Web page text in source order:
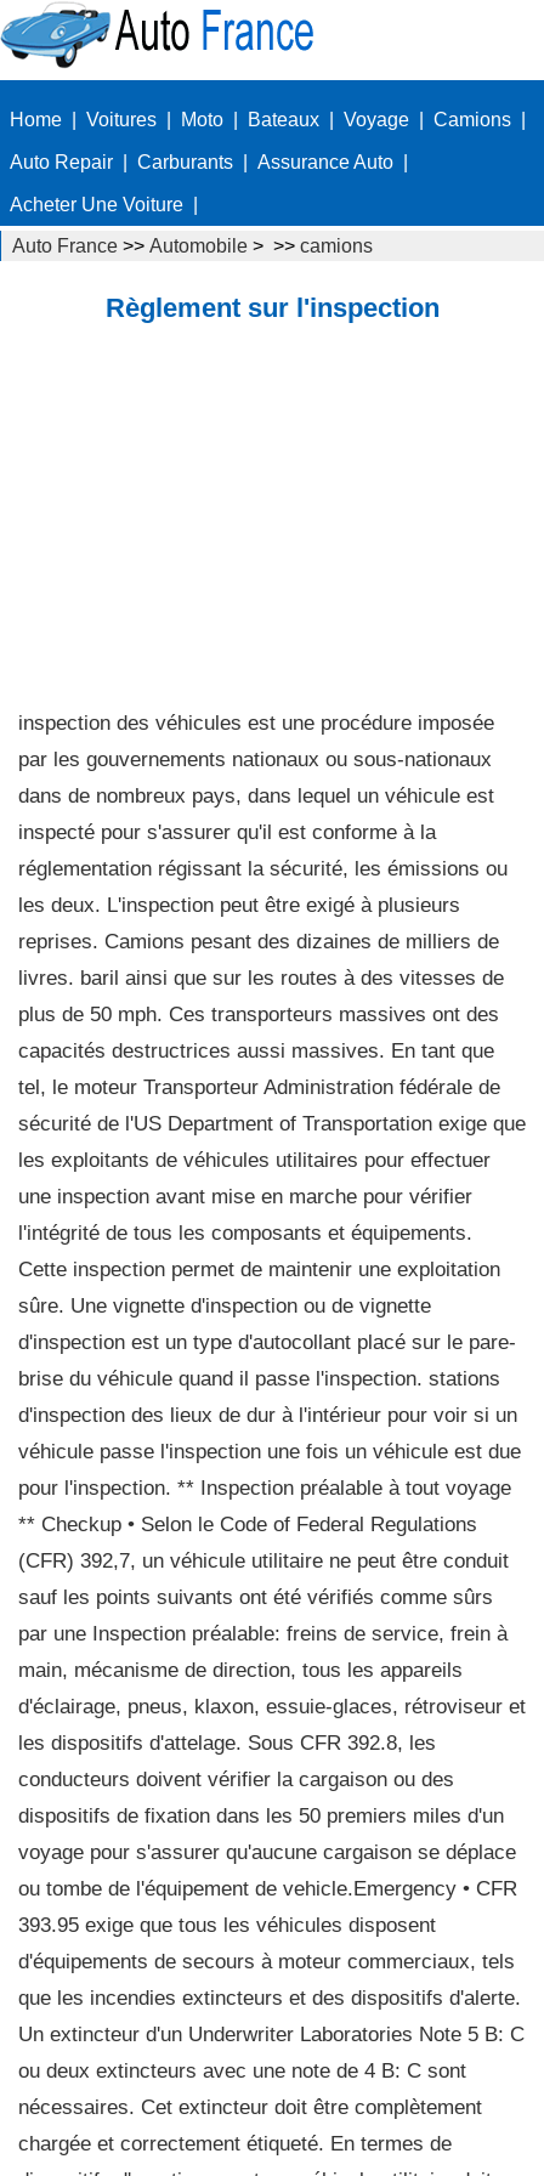
Home Voitures Moto Bateaux Voyage Camions
Auto Repair Carburants Assurance Auto
Acheter Une Voiture
Auto France >> Automobile > >> camions
Règlement sur l'inspection
inspection des véhicules est une procédure imposée
par les gouvernements nationaux ou sous-nationaux
dans de nombreux pays, dans lequel un véhicule est
inspecté pour s'assurer qu'il est conforme à la
réglementation régissant la sécurité, les émissions ou
les deux. L'inspection peut être exigé à plusieurs
reprises. Camions pesant des dizaines de milliers de
livres. baril ainsi que sur les routes à des vitesses de
plus de 50 mph. Ces transporteurs massives ont des
capacités destructrices aussi massives. En tant que
tel, le moteur Transporteur Administration fédérale de
sécurité de l'US Department of Transportation exige que
les exploitants de véhicules utilitaires pour effectuer
une inspection avant mise en marche pour vérifier
l'intégrité de tous les composants et équipements.
Cette inspection permet de maintenir une exploitation
sûre. Une vignette d'inspection ou de vignette
d'inspection est un type d'autocollant placé sur le pare-
brise du véhicule quand il passe l'inspection. stations
d'inspection des lieux de dur à l'intérieur pour voir si un
véhicule passe l'inspection une fois un véhicule est due
pour l'inspection. ** Inspection préalable à tout voyage
** Checkup • Selon le Code of Federal Regulations
(CFR) 392,7, un véhicule utilitaire ne peut être conduit
sauf les points suivants ont été vérifiés comme sûrs
par une Inspection préalable: freins de service, frein à
main, mécanisme de direction, tous les appareils
d'éclairage, pneus, klaxon, essuie-glaces, rétroviseur et
les dispositifs d'attelage. Sous CFR 392.8, les
conducteurs doivent vérifier la cargaison ou des
dispositifs de fixation dans les 50 premiers miles d'un
voyage pour s'assurer qu'aucune cargaison se déplace
ou tombe de l'équipement de vehicle.Emergency • CFR
393.95 exige que tous les véhicules disposent
d'équipements de secours à moteur commerciaux, tels
que les incendies extincteurs et des dispositifs d'alerte.
Un extincteur d'un Underwriter Laboratories Note 5 B: C
ou deux extincteurs avec une note de 4 B: C sont
nécessaires. Cet extincteur doit être complètement
chargée et correctement étiqueté. En termes de